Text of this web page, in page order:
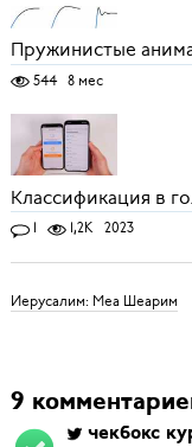
Пружинистые
544 8 мес
Классификация в
1 1,2K 2023
Иерусалим: Меа Шеарим
9
чекбокс